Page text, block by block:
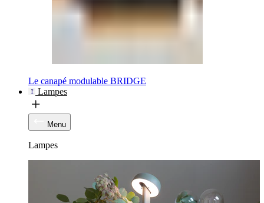
Le canapé modulable BRIDGE
Lampes
Menu
Lampes